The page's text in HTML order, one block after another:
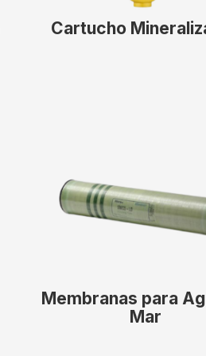
Cartucho
Membranas para
Mar